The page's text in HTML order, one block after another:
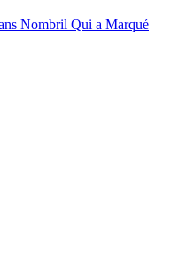
Nombril Qui a Marqué